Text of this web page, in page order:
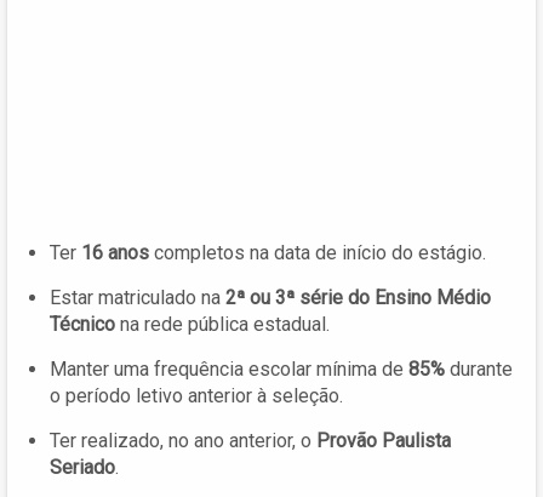
Ter 16 anos completos na data de início do estágio.
Estar matriculado na 2ª ou 3ª série do Ensino Médio
Técnico na rede pública estadual.
Manter uma frequência escolar mínima de 85% durante
o período letivo anterior à seleção.
Ter realizado, no ano anterior, o Provão Paulista
Seriado.